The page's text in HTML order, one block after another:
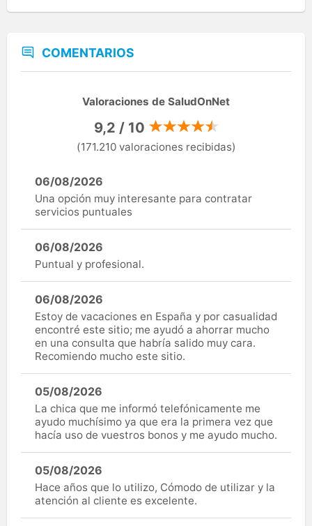
COMENTARIOS
Valoraciones de SaludOnNet
9,2 / 10
(171.210 valoraciones recibidas)
06/08/2026
Una opción muy interesante para contratar
servicios puntuales
06/08/2026
Puntual y profesional.
06/08/2026
Estoy de vacaciones en España y por casualidad
encontré este sitio; me ayudó a ahorrar mucho
en una consulta que habría salido muy cara.
Recomiendo mucho este sitio.
05/08/2026
La chica que me informó telefónicamente me
ayudo muchísimo ya que era la primera vez que
hacía uso de vuestros bonos y me ayudo mucho.
05/08/2026
Hace años que lo utilizo, Cómodo de utilizar y la
atención al cliente es excelente.